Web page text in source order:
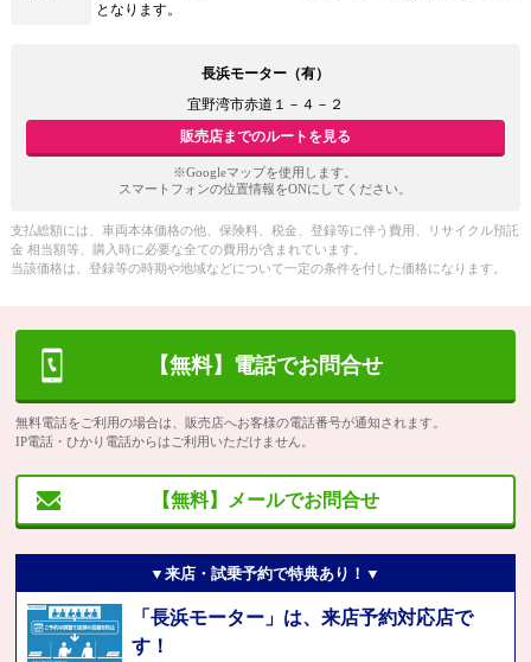
となります。
長浜モーター（有）
宜野湾市赤道１－４－２
販売店までのルートを見る
※Googleマップを使用します。
スマートフォンの位置情報をONにしてください。
支払総額には、車両本体価格の他、保険料、税金、登録等に伴う費用、リサイクル預託
金 相当額等、購入時に必要な全ての費用が含まれています。
当該価格は、登録等の時期や地域などについて一定の条件を付した価格になります。
【無料】電話でお問合せ
無料電話をご利用の場合は、販売店へお客様の電話番号が通知されます。
IP電話・ひかり電話からはご利用いただけません。
【無料】メールでお問合せ
▼来店・試乗予約で特典あり！▼
「長浜モーター」は、来店予約対応店で
す！